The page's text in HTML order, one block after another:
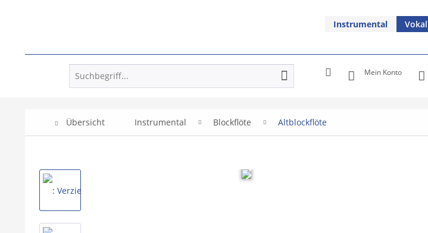
Instrumental Vokal
Mein Konto
Übersicht Instrumental Blockflöte Altblockflöte